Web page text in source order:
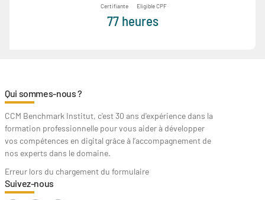
Certifiante Eligible CPF
77 heures
Qui sommes-nous ?
CCM Benchmark Institut, c'est 30 ans d'expérience dans la
formation professionnelle pour vous aider à développer
vos compétences en digital grâce à l’accompagnement de
nos experts dans le domaine.
Erreur lors du chargement du formulaire
Suivez-nous